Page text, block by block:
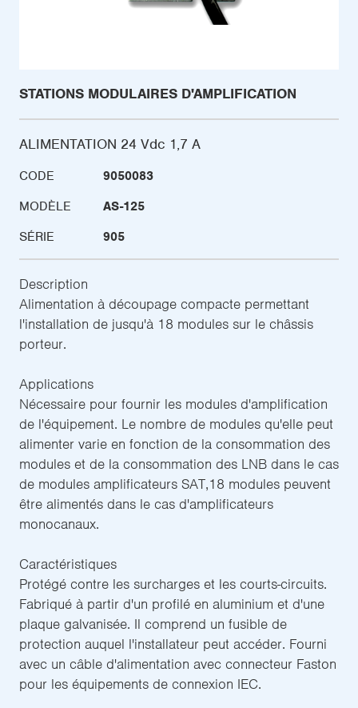
STATIONS MODULAIRES D'AMPLIFICATION
ALIMENTATION 24 Vdc 1,7 A
CODE
9050083
MODÈLE
AS-125
SÉRIE
905
Description
Alimentation à découpage compacte permettant
l'installation de jusqu'à 18 modules sur le châssis
porteur.
Applications
Nécessaire pour fournir les modules d'amplification
de l'équipement. Le nombre de modules qu'elle peut
alimenter varie en fonction de la consommation des
modules et de la consommation des LNB dans le cas
de modules amplificateurs SAT,18 modules peuvent
être alimentés dans le cas d'amplificateurs
monocanaux.
Caractéristiques
Protégé contre les surcharges et les courts-circuits.
Fabriqué à partir d'un profilé en aluminium et d'une
plaque galvanisée. Il comprend un fusible de
protection auquel l'installateur peut accéder. Fourni
avec un câble d'alimentation avec connecteur Faston
pour les équipements de connexion IEC.